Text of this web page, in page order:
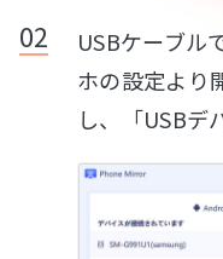
USBケーブル
ホの設定より
し、「USBデ